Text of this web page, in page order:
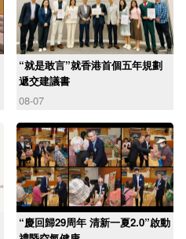
“就是敢言”就香港首個五年規劃
遞交建議書
08-07
“慶回歸29周年 清新一夏2.0”啟動